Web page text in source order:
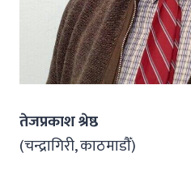
तेजप्रकाश श्रेष्ठ
(चन्द्रागिरी, काठमाडौँ)